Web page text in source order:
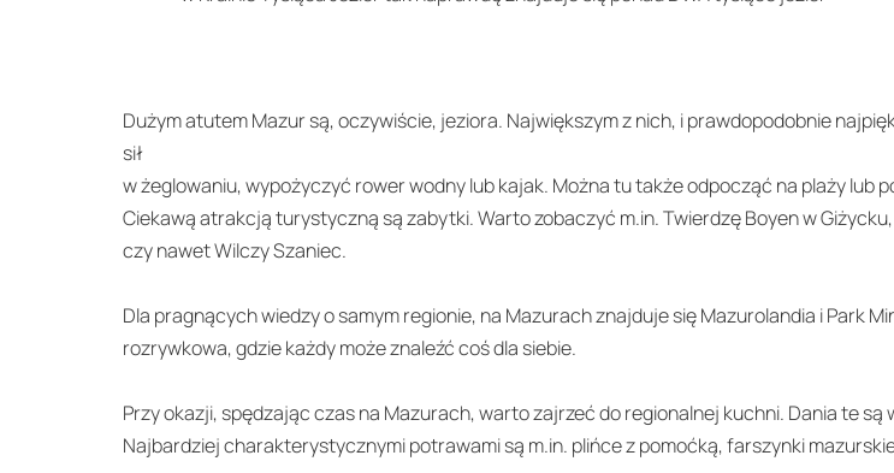
Dużym atutem Mazur są, oczywiście, jeziora. Największym z nich, i prawdopodobnie
sił
w żeglowaniu, wypożyczyć rower wodny lub kajak. Można tu także odpocząć na plaży lub
Ciekawą atrakcją turystyczną są zabytki. Warto zobaczyć m.in. Twierdzę Boyen w
czy nawet Wilczy Szaniec.
Dla pragnących wiedzy o samym regionie, na Mazurach znajduje się Mazurolandia i Park
rozrywkowa, gdzie każdy może znaleźć coś dla siebie.
Przy okazji, spędzając czas na Mazurach, warto zajrzeć do regionalnej kuchni. Dania te
Najbardziej charakterystycznymi potrawami są m.in. plińce z pomoćką, farszynki